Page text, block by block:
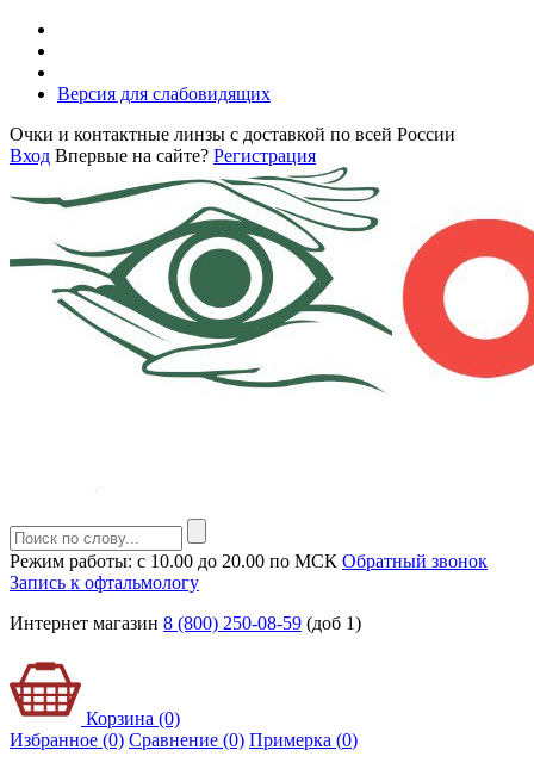
Версия для слабовидящих
Очки и контактные линзы с доставкой по всей России
Вход Впервые на сайте? Регистрация
Режим работы: с 10.00 до 20.00 по МСК Обратный звонок
Запись к офтальмологу
Интернет магазин 8 (800) 250-08-59 (доб 1)
Корзина (0)
Избранное (0) Сравнение (0) Примерка (0)